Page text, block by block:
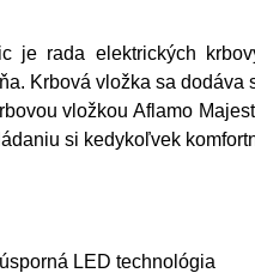
je rada elektrických
Krbová vložka sa dodáva
vložkou Aflamo
si kedykoľvek
LED technológia